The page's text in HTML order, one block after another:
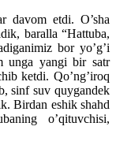
davom etdi. O’sha
baralla “Hattuba,
bor yo’g’i
unga yangi bir satr
ketdi. Qo’ng’iroq
sinf suv quygandek
Birdan eshik shahd
o’qituvchisi,